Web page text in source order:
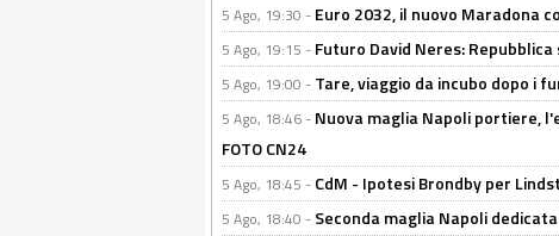
5 Ago, 19:30 - Euro 2032, il nuovo Maradona
5 Ago, 19:15 - Futuro David Neres:
5 Ago, 19:00 - Tare, viaggio da incubo dopo i
5 Ago, 18:46 - Nuova maglia Napoli portiere,
FOTO CN24
5 Ago, 18:45 - CdM - Ipotesi Brondby per
5 Ago, 18:40 - Seconda maglia Napoli